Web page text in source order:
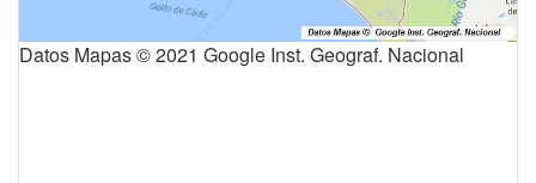
Datos Mapas © 2021 Google Inst. Geograf. Nacional